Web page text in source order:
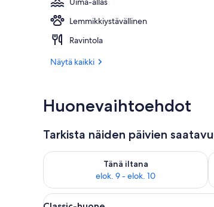
Lemmikkiystävällinen
Ravintola
Näytä kaikki
Huonevaihtoehdot
Tarkista näiden päivien
Tänä iltana
elok. 9 - elok. 10
Tarkista tämän illan saatavuus elok. 9 -
Avaa
Huone, jossa
5